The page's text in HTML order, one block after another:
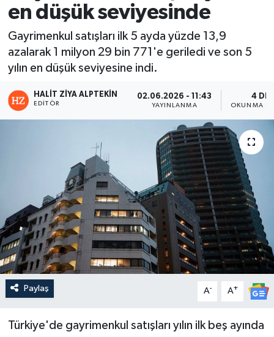
en düşük seviyesinde
Gayrimenkul satışları ilk 5 ayda yüzde 13,9
azalarak 1 milyon 29 bin 771'e geriledi ve son 5
yılın en düşük seviyesine indi.
HALIT ZIYA ALPTEKIN
EDITÖR
02.06.2026 - 11:43
YAYINLANMA
4 DK
OKUNMA
Paylaş A- A+
Türkiye'de gayrimenkul satışları yılın ilk beş ayında